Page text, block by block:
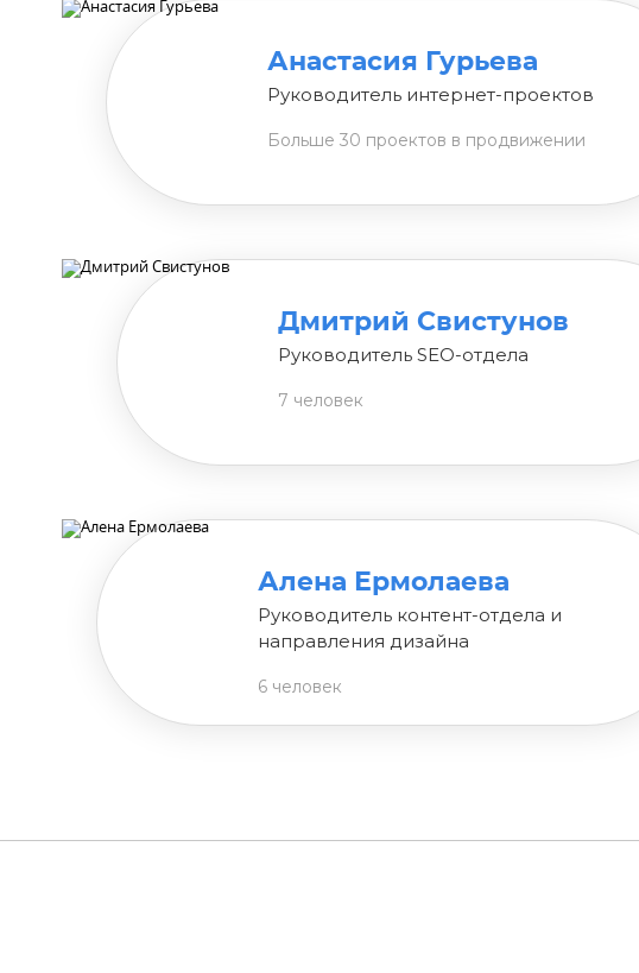
Анастасия Гурьева
Руководитель интернет-проектов
Больше 30 проектов в продвижении
Дмитрий Свистунов
Руководитель SEO-отдела
7 человек
Алена Ермолаева
Руководитель контент-отдела и
направления дизайна
6 человек